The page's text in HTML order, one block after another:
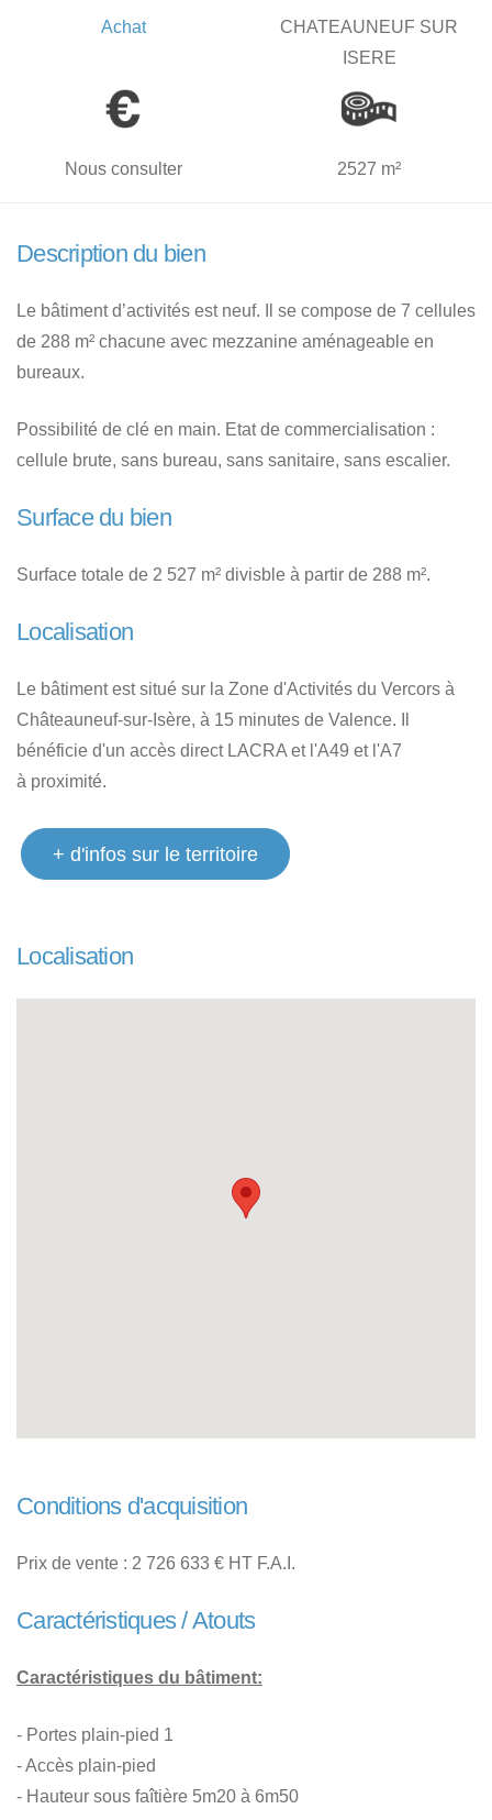
Achat
CHATEAUNEUF SUR
ISERE
Nous consulter 2527 m²
Description du bien
Le bâtiment d’activités est neuf. Il se compose de 7 cellules
de 288 m² chacune avec mezzanine aménageable en
bureaux.
Possibilité de clé en main. Etat de commercialisation :
cellule brute, sans bureau, sans sanitaire, sans escalier.
Surface du bien
Surface totale de 2 527 m² divisble à partir de 288 m².
Localisation
Le bâtiment est situé sur la Zone d'Activités du Vercors à
Châteauneuf-sur-Isère, à 15 minutes de Valence. Il
bénéficie d'un accès direct LACRA et l'A49 et l'A7
à proximité.
+ d'infos sur le territoire
Localisation
Conditions d'acquisition
Prix de vente : 2 726 633 € HT F.A.I.
Caractéristiques / Atouts
Caractéristiques du bâtiment:
- Portes plain-pied 1
- Accès plain-pied
- Hauteur sous faîtière 5m20 à 6m50